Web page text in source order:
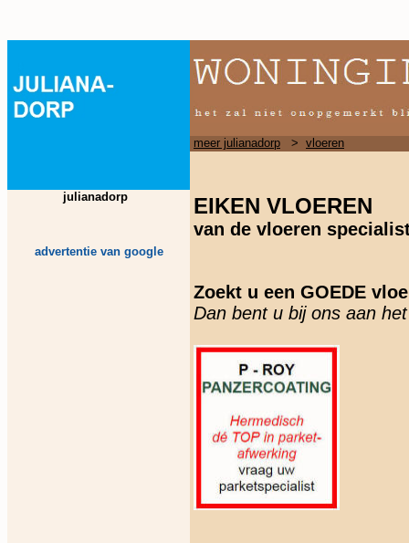
julianadorp
advertentie van google
meer julianadorp > vloeren
EIKEN VLOEREN
van de vloeren
Zoekt u een GOEDE
Dan bent u bij ons aan